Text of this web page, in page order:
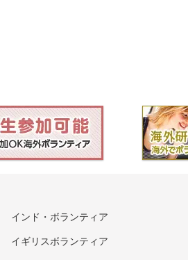
インド・ボランティア
イギリスボランティア